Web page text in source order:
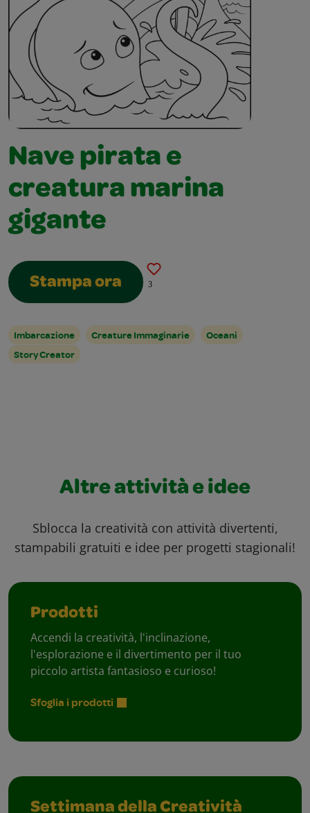
Nave pirata e
creatura marina
gigante
Stampa ora 3
Imbarcazione Creature Immaginarie
Oceani
Story Creator
Altre attività e idee
Sblocca la creatività con attività divertenti,
stampabili gratuiti e idee per progetti stagionali!
Prodotti
Accendi la creatività, l'inclinazione,
l'esplorazione e il divertimento per il tuo
piccolo artista fantasioso e curioso!
Sfoglia i prodotti
Settimana della Creatività